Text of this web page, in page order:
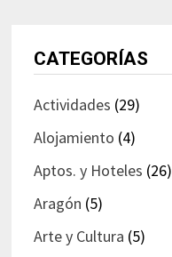
CATEGORÍAS
Actividades (29)
Alojamiento (4)
Aptos. y Hoteles (26)
Aragón (5)
Arte y Cultura (5)